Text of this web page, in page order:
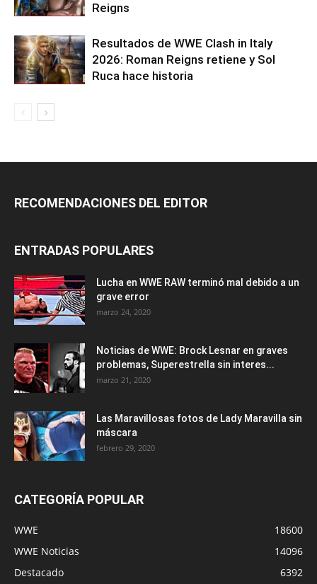
Reigns
Resultados de WWE Clash in Italy
2026: Roman Reigns retiene y Sol
Ruca hace historia
RECOMENDACIONES DEL EDITOR
ENTRADAS POPULARES
Lucha en WWE RAW terminó mal debido a un
grave error
marzo 24, 2020
Noticias de WWE: Brock Lesnar en graves
problemas, Superestrella sin interes...
marzo 21, 2020
Las Maravillosas fotos de Lady Maravilla sin
máscara
febrero 29, 2020
CATEGORÍA POPULAR
WWE
18600
WWE Noticias
14096
Destacado
6392